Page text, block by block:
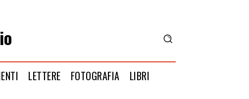
LETTERE FOTOGRAFIA LIBRI